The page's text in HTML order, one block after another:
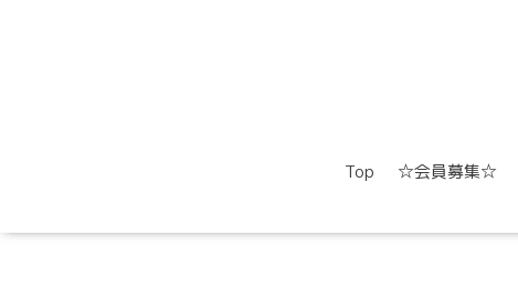
Top ☆会員募集☆